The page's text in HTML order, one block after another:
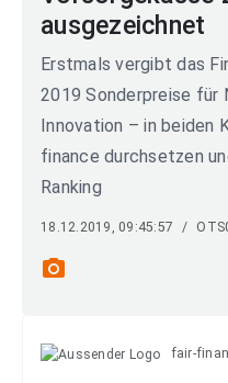
ausgezeichnet
Erstmals vergibt das
2019 Sonderpreise für
Innovation – in beiden
finance durchsetzen
Ranking
18.12.2019, 09:45:57 /
photo_camera
fair-